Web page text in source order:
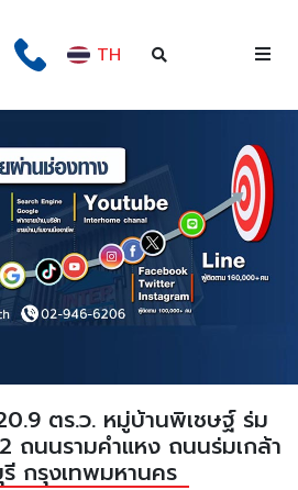
TH
ตร.ว. หมู่บ้านพิเชษฐ์ ร่ม
ถนนรามคำแหง ถนนร่มเกล้า
กรุงเทพมหานคร